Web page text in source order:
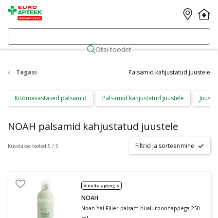
Otsi toodet
Tagasi Palsamid kahjustatud juustele
Kõõmavastased palsamid Palsamid kahjustatud juustele
NOAH palsamid kahjustatud juustele
Kuvatakse tooted 5 / 5 Filtrid ja sorteerimine
Ainult e-apteegis
NOAH
Noah Yal Filler palsam hüaluroonhappega 250